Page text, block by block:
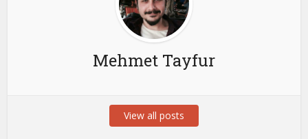
Mehmet Tayfur
View all posts